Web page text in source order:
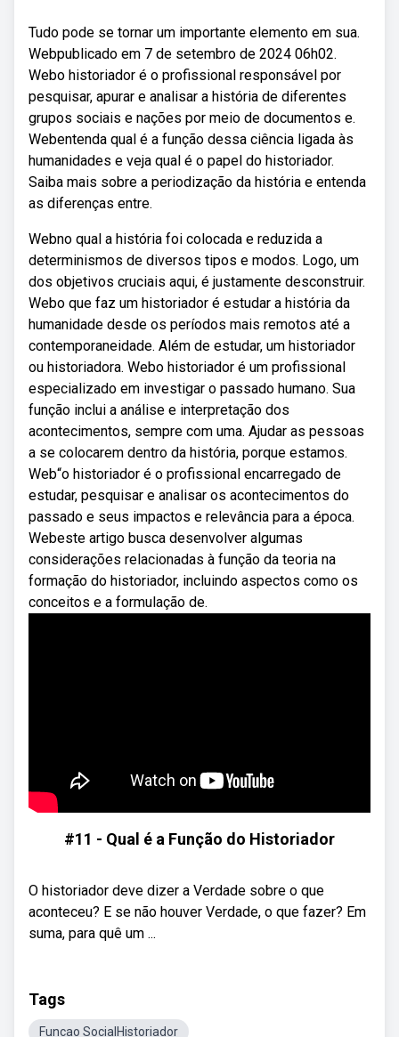
Tudo pode se tornar um importante elemento em sua.
Webpublicado em 7 de setembro de 2024 06h02.
Webo historiador é o profissional responsável por
pesquisar, apurar e analisar a história de diferentes
grupos sociais e nações por meio de documentos e.
Webentenda qual é a função dessa ciência ligada às
humanidades e veja qual é o papel do historiador.
Saiba mais sobre a periodização da história e entenda
as diferenças entre.
Webno qual a história foi colocada e reduzida a
determinismos de diversos tipos e modos. Logo, um
dos objetivos cruciais aqui, é justamente desconstruir.
Webo que faz um historiador é estudar a história da
humanidade desde os períodos mais remotos até a
contemporaneidade. Além de estudar, um historiador
ou historiadora. Webo historiador é um profissional
especializado em investigar o passado humano. Sua
função inclui a análise e interpretação dos
acontecimentos, sempre com uma. Ajudar as pessoas
a se colocarem dentro da história, porque estamos.
Web“o historiador é o profissional encarregado de
estudar, pesquisar e analisar os acontecimentos do
passado e seus impactos e relevância para a época.
Webeste artigo busca desenvolver algumas
considerações relacionadas à função da teoria na
formação do historiador, incluindo aspectos como os
conceitos e a formulação de.
#11 - Qual é a Função do Historiador
O historiador deve dizer a Verdade sobre o que
aconteceu? E se não houver Verdade, o que fazer? Em
suma, para quê um ...
Tags
Funcao SocialHistoriador